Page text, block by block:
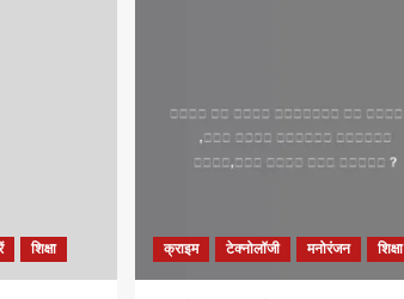
शिक्षा क्राइम टेक्नोलॉजी मनोरंजन शिक्षा